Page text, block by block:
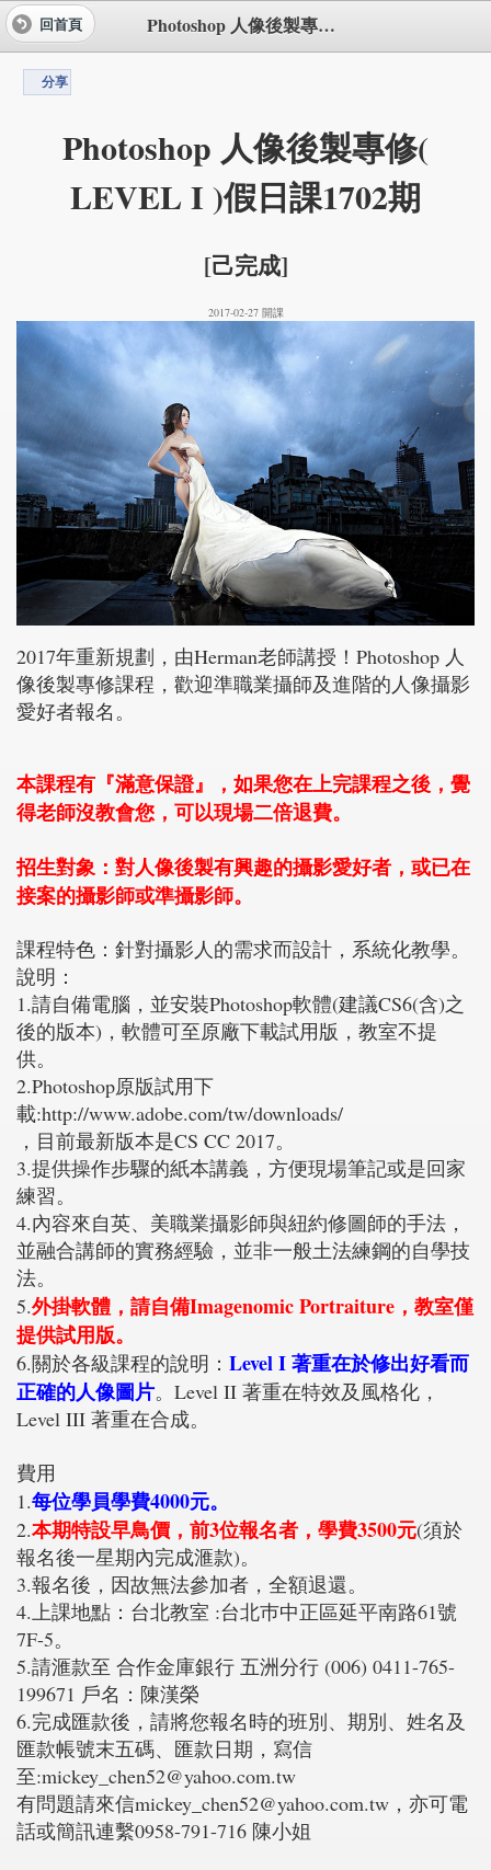
Photoshop 人像後製專修( LEVEL I )假日課1702期
回首頁
分享
Photoshop 人像後製專修(
LEVEL I )假日課1702期
[己完成]
2017-02-27 開課
2017年重新規劃，由Herman老師講授！Photoshop 人
像後製專修課程，歡迎準職業攝師及進階的人像攝影
愛好者報名。
本課程有『滿意保證』，如果您在上完課程之後，覺
得老師沒教會您，可以現場二倍退費。
招生對象：對人像後製有興趣的攝影愛好者，或已在
接案的攝影師或準攝影師。
課程特色：針對攝影人的需求而設計，系統化教學。
說明：
1.請自備電腦，並安裝Photoshop軟體(建議CS6(含)之
後的版本)，軟體可至原廠下載試用版，教室不提
供。
2.Photoshop原版試用下
載:http://www.adobe.com/tw/downloads/
，目前最新版本是CS CC 2017。
3.提供操作步驟的紙本講義，方便現場筆記或是回家
練習。
4.內容來自英、美職業攝影師與紐約修圖師的手法，
並融合講師的實務經驗，並非一般土法練鋼的自學技
法。
5.外掛軟體，請自備Imagenomic Portraiture，教室僅
提供試用版。
6.關於各級課程的說明： Level I 著重在於修出好看而
正確的人像圖片。Level II 著重在特效及風格化，
Level III 著重在合成。
費用
1.每位學員學費4000元。
2.本期特設早鳥價，前3位報名者，學費3500元(須於
報名後一星期內完成滙款)。
3.報名後，因故無法參加者，全額退還。
4.上課地點：台北教室 :台北巿中正區延平南路61號
7F-5。
5.請滙款至 合作金庫銀行 五洲分行 (006) 0411-765-
199671 戶名：陳漢榮
6.完成匯款後，請將您報名時的班別、期別、姓名及
匯款帳號末五碼、匯款日期，寫信
至:mickey_chen52@yahoo.com.tw
有問題請來信mickey_chen52@yahoo.com.tw，亦可電
話或簡訊連繫0958-791-716 陳小姐